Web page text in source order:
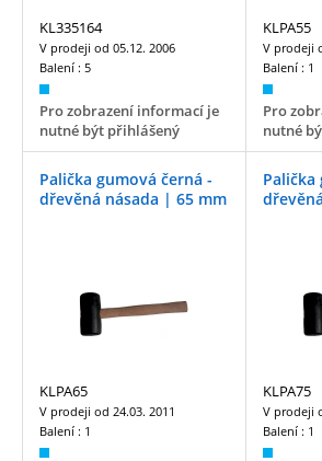
KL335164
V prodeji od 05.12. 2006
Balení : 5
Pro zobrazení informací je
nutné být přihlášený
KLPA55
V prodeji
Balení : 1
Pro
nutné
Palička gumová černá -
dřevěná násada | 65 mm
KLPA65
V prodeji od 24.03. 2011
Balení : 1
Palička
KLPA75
V prodeji
Balení : 1